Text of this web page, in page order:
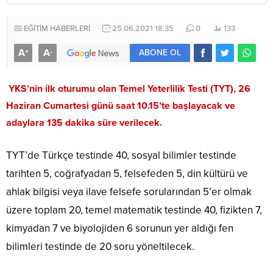
EĞİTİM HABERLERİ 25.06.2021 18:35 0 133
A+ A- ABONE OL
YKS’nin ilk oturumu olan Temel Yeterlilik Testi (TYT), 26
Haziran Cumartesi günü saat 10.15’te başlayacak ve
adaylara 135 dakika süre verilecek.
TYT’de Türkçe testinde 40, sosyal bilimler testinde
tarihten 5, coğrafyadan 5, felsefeden 5, din kültürü ve
ahlak bilgisi veya ilave felsefe sorularından 5’er olmak
üzere toplam 20, temel matematik testinde 40, fizikten 7,
kimyadan 7 ve biyolojiden 6 sorunun yer aldığı fen
bilimleri testinde de 20 soru yöneltilecek.